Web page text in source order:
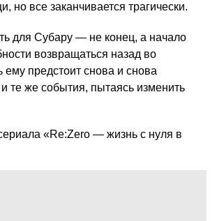
но все заканчивается трагически.
для Субару — не конец, а начало
возвращаться назад во
ему предстоит снова и снова
те же события, пытаясь изменить